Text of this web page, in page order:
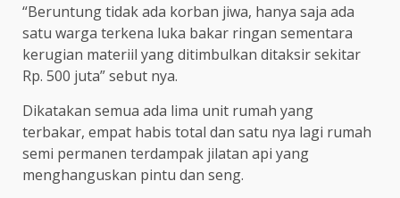
“Beruntung tidak ada korban jiwa, hanya saja ada
satu warga terkena luka bakar ringan sementara
kerugian materiil yang ditimbulkan ditaksir sekitar
Rp. 500 juta” sebut nya.
Dikatakan semua ada lima unit rumah yang
terbakar, empat habis total dan satu nya lagi rumah
semi permanen terdampak jilatan api yang
menghanguskan pintu dan seng.